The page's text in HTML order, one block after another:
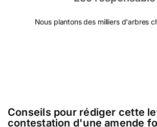
Nous plantons des milliers d'arbres
Conseils pour rédiger cette
contestation d'une amende